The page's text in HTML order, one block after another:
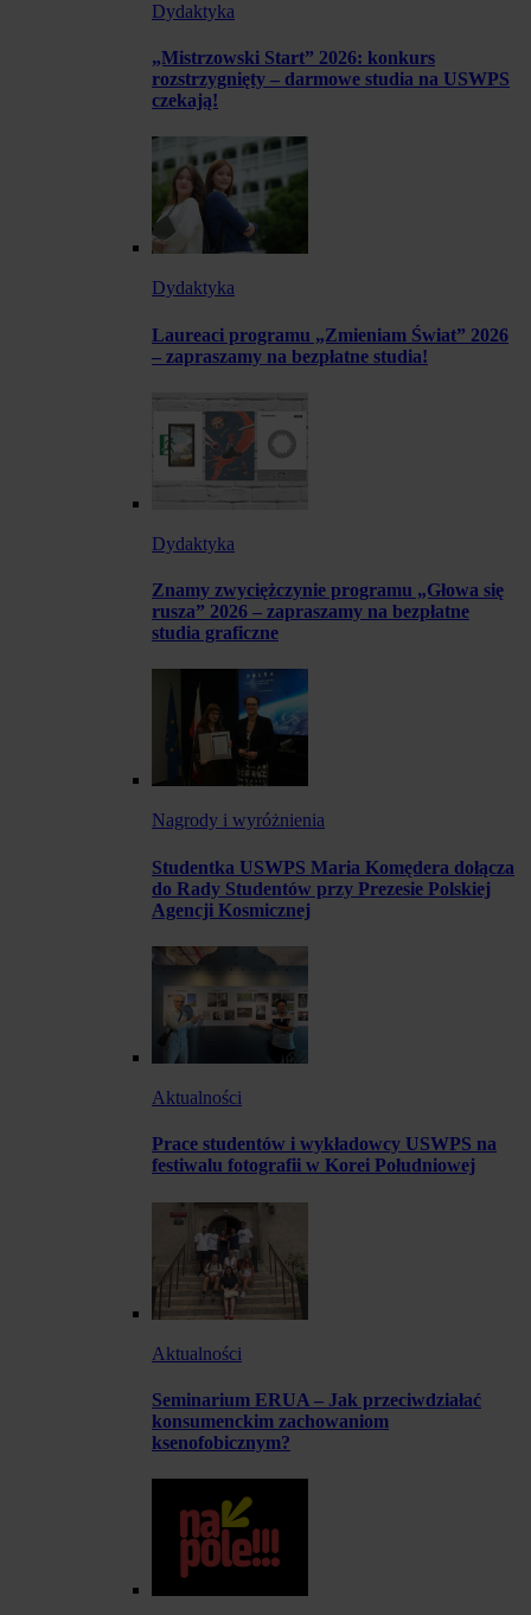
Dydaktyka
„Mistrzowski Start” 2026: konkurs
rozstrzygnięty – darmowe studia na USWPS
czekają!
Dydaktyka
Laureaci programu „Zmieniam Świat” 2026
– zapraszamy na bezpłatne studia!
Dydaktyka
Znamy zwyciężczynie programu „Głowa się
rusza” 2026 – zapraszamy na bezpłatne
studia graficzne
Nagrody i wyróżnienia
Studentka USWPS Maria Komędera dołącza
do Rady Studentów przy Prezesie Polskiej
Agencji Kosmicznej
Aktualności
Prace studentów i wykładowcy USWPS na
festiwalu fotografii w Korei Południowej
Aktualności
Seminarium ERUA – Jak przeciwdziałać
konsumenckim zachowaniom
ksenofobicznym?